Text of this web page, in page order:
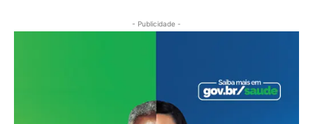
- Publicidade -